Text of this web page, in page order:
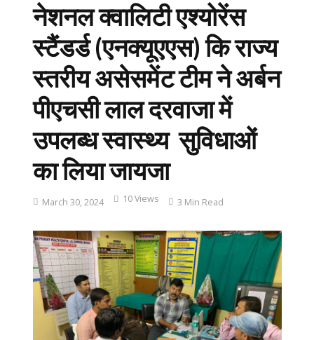
नेशनल क्वालिटी एश्योरेंस
स्टैंडर्ड (एनक्यूएएस) कि राज्य
स्तरीय असेसमेंट टीम ने अर्बन
पीएचसी लाल दरवाजा में
उपलब्ध स्वास्थ्य सुविधाओं
का लिया जायजा
March 30, 2024 10 Views 3 Min Read